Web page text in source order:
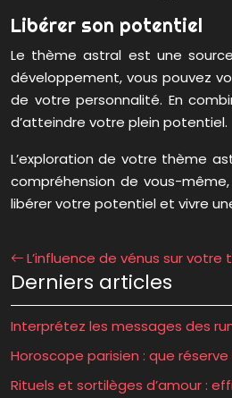
Libérer son potentiel
Le thème astral est une
développement, vous pouvez
de votre personnalité. En
d’atteindre votre plein potentiel.
L’exploration de votre thème
compréhension de vous-
libérer votre potentiel et vivre
L’influence de vénus sur
Derniers articles
Interprétez les messages des
Horoscope parisien : que réserve
Rituels et sortilèges d’amour :